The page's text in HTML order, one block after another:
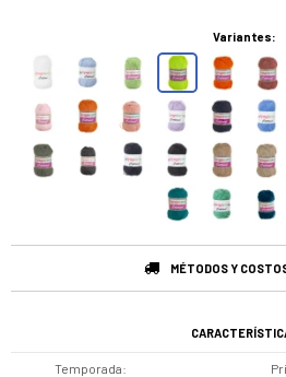
Variantes:
MÉTODOS Y
Temporada